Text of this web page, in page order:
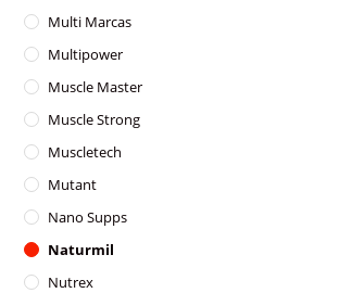
Multi Marcas
Multipower
Muscle Master
Muscle Strong
Muscletech
Mutant
Nano Supps
Naturmil
Nutrex